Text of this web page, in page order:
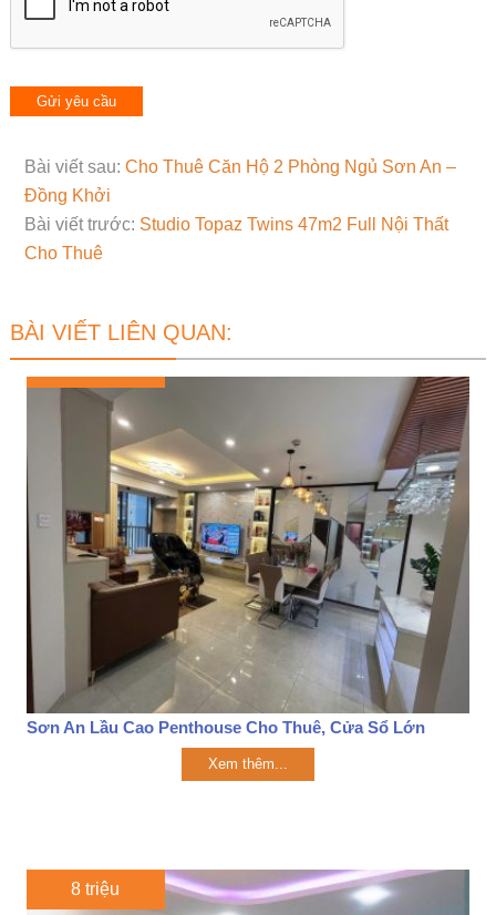
Bài viết sau: Cho Thuê Căn Hộ 2 Phòng Ngủ Sơn An –
Đồng Khởi
Bài viết trước: Studio Topaz Twins 47m2 Full Nội Thất
Cho Thuê
BÀI VIẾT LIÊN QUAN:
Sơn An Lầu Cao Penthouse Cho Thuê, Cửa Sổ Lớn
Xem thêm...
8 triệu